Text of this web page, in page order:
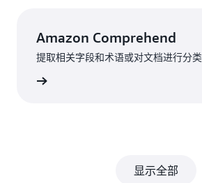
Amazon Comprehend
提取相关字段和术语或对文档进行分类
显示全部